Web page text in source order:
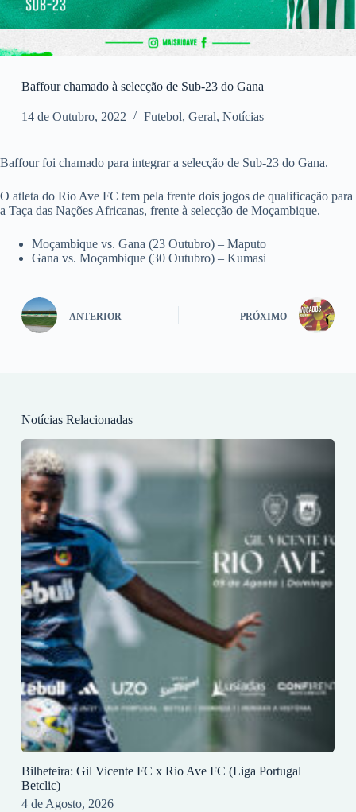
Baffour chamado à selecção de Sub-23 do Gana
14 de Outubro, 2022 Futebol, Geral, Notícias
Baffour foi chamado para integrar a selecção de Sub-23 do Gana.
O atleta do Rio Ave FC tem pela frente dois jogos de qualificação para
a Taça das Nações Africanas, frente à selecção de Moçambique.
Moçambique vs. Gana (23 Outubro) – Maputo
Gana vs. Moçambique (30 Outubro) – Kumasi
ANTERIOR PRÓXIMO
Notícias Relacionadas
Bilheteira: Gil Vicente FC x Rio Ave FC (Liga Portugal
Betclic)
4 de Agosto, 2026